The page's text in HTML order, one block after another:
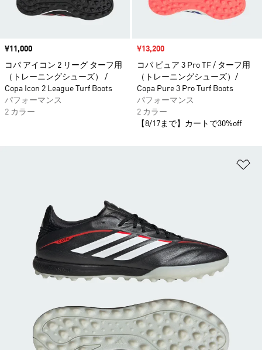
価格
¥11,000
コパ アイコン 2 リーグ ターフ用
（トレーニングシューズ） /
Copa Icon 2 League Turf Boots
パフォーマンス
2 カラー
セール価格
¥13,200
コパ ピュア 3 Pro TF / ターフ用
（トレーニングシューズ）/
Copa Pure 3 Pro Turf Boots
パフォーマンス
2 カラー
【8/17まで】カートで30%off